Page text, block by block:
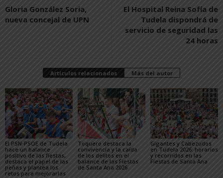
Gloria González Soria,
nueva concejal de UPN
El Hospital Reina Sofía de
Tudela dispondrá de
servicio de seguridad las
24 horas
Artículos relacionados Más del autor
El PSN-PSOE de Tudela
hace un balance
positivo de las fiestas,
destaca el papel de las
peñas y plantea los
retos para mejorarlas
Toquero destaca la
convivencia y la caída
de los delitos en el
balance de las Fiestas
de Santa Ana 2026
Gigantes y Cabezudos
en Tudela 2026: horarios
y recorridos en las
Fiestas de Santa Ana